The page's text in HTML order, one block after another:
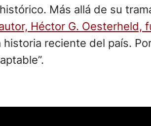
Más allá de su
Héctor G. Oesterheld,
reciente del país.